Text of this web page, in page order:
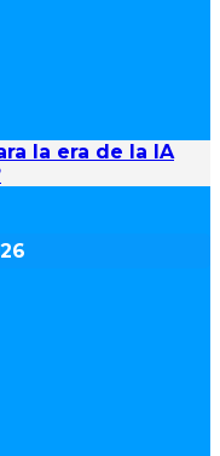
la era de la IA